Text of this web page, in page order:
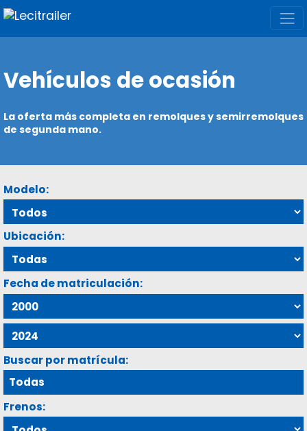
Vehículos de ocasión
La oferta más completa en remolques y semirremolques
de segunda mano.
Modelo:
Ubicación:
Fecha de matriculación:
Buscar por matrícula:
Frenos: